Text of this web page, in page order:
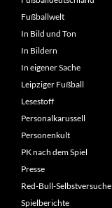
Fußballwelt
In Bild und Ton
In Bildern
In eigener Sache
Leipziger Fußball
Lesestoff
Personalkarussell
Personenkult
PK nach dem Spiel
Presse
Red-Bull-Selbstversuche
Spielberichte